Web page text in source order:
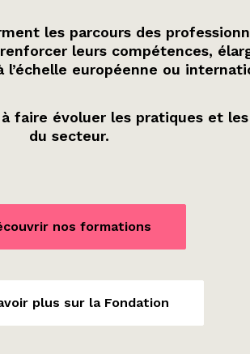
les parcours des
leurs compétences,
l’échelle européenne ou
faire évoluer les pratiques et
du secteur.
nos formations
plus sur la Fondation